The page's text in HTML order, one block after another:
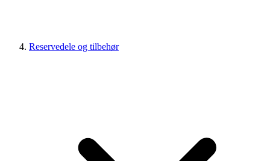
Reservedele og tilbehør